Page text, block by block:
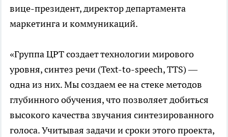
вице-президент, директор департамента
маркетинга и коммуникаций.
«Группа ЦРТ создает технологии мирового
уровня, синтез речи (Text-to-speech, TTS) —
одна из них. Мы создаем ее на стеке методов
глубинного обучения, что позволяет добиться
высокого качества звучания синтезированного
голоса. Учитывая задачи и сроки этого проекта,